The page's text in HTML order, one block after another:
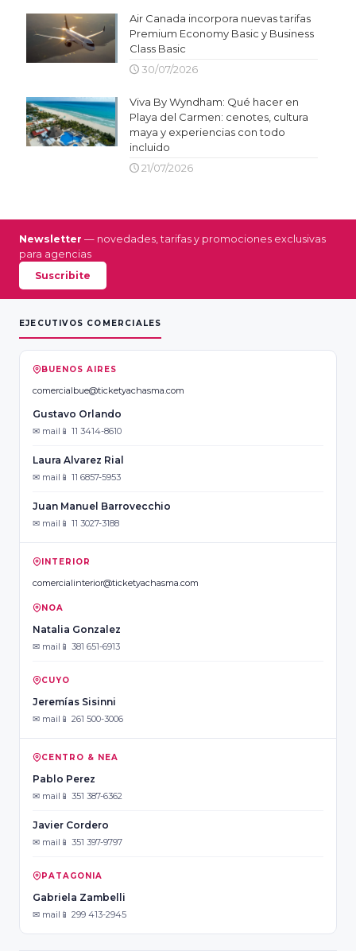
Air Canada incorpora nuevas tarifas
Premium Economy Basic y Business
Class Basic
30/07/2026
Viva By Wyndham: Qué hacer en
Playa del Carmen: cenotes, cultura
maya y experiencias con todo
incluido
21/07/2026
Newsletter — novedades, tarifas y promociones exclusivas
para agencias
Suscribite
EJECUTIVOS COMERCIALES
BUENOS AIRES
comercialbue@ticketyachasma.com
Gustavo Orlando
✉ mail 📱 11 3414-8610
Laura Alvarez Rial
✉ mail 📱 11 6857-5953
Juan Manuel Barrovecchio
✉ mail 📱 11 3027-3188
INTERIOR
comercialinterior@ticketyachasma.com
NOA
Natalia Gonzalez
✉ mail 📱 381 651-6913
CUYO
Jeremías Sisinni
✉ mail 📱 261 500-3006
CENTRO & NEA
Pablo Perez
✉ mail 📱 351 387-6362
Javier Cordero
✉ mail 📱 351 397-9797
PATAGONIA
Gabriela Zambelli
✉ mail 📱 299 413-2945